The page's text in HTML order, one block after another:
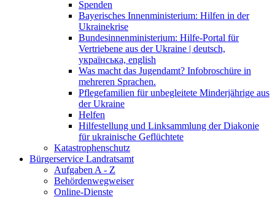
Spenden
Bayerisches Innenministerium: Hilfen in der
Ukrainekrise
Bundesinnenministerium: Hilfe-Portal für
Vertriebene aus der Ukraine | deutsch,
українська, english
Was macht das Jugendamt? Infobroschüre in
mehreren Sprachen.
Pflegefamilien für unbegleitete Minderjährige aus
der Ukraine
Helfen
Hilfestellung und Linksammlung der Diakonie
für ukrainische Geflüchtete
Katastrophenschutz
Bürgerservice Landratsamt
Aufgaben A - Z
Behördenwegweiser
Online-Dienste